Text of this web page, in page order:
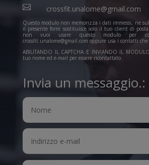
 crossfit.unalome@gmail.com
Questo modulo non memorizza i dati immessi, ne sul
il presente form sostituisce solo il tuo client di
non vuoi usare questo modulo per
crossfit.unalome@gmail.com oppure usa i contatti
ABILITANDO IL CAPTCHA E INVIANDO IL
tuo nome ed e-mail per essere ricontattato.
Invia un messaggio.: